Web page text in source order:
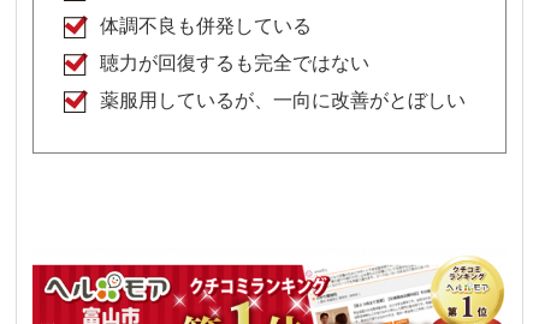
体調不良も併発している
聴力が回復するも完全ではない
薬服用しているが、一向に改善がとぼしい